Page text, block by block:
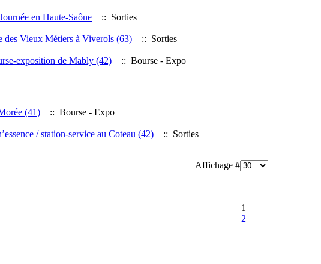
en Haute-Saône
:: Sorties
des Vieux Métiers à Viverols (63)
:: Sorties
exposition de Mably (42)
:: Bourse - Expo
(41)
:: Bourse - Expo
/ station-service au Coteau (42)
:: Sorties
Affichage #
1
2